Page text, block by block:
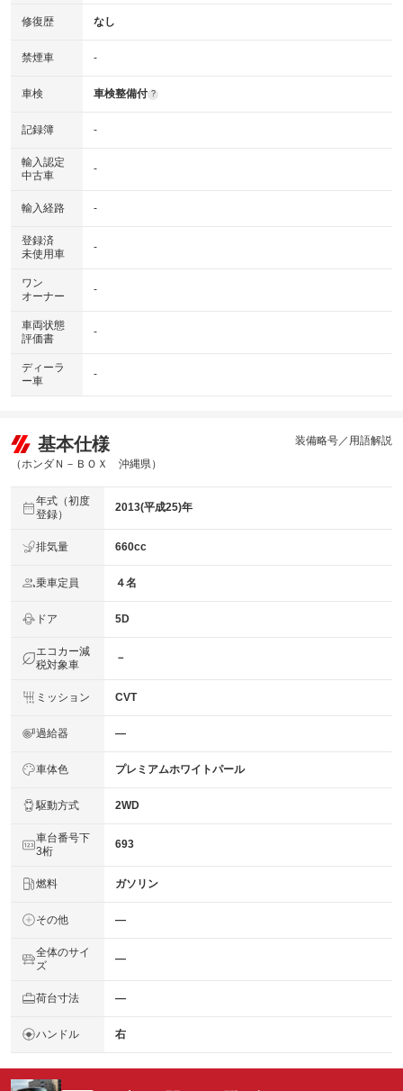
修復歴 なし
禁煙車 -
車検 車検整備付 ?
記録簿 -
輸入認定
中古車
-
輸入経路 -
登録済
未使用車
-
ワン
オーナー
-
車両状態
評価書
-
ディーラ
ー車
-
基本仕様
（ホンダＮ－ＢＯＸ 沖縄県）
装備略号／用語解説
年式（初度
登録）
2013(平成25)年
排気量 660cc
乗車定員 ４名
ドア 5D
エコカー減
税対象車
－
ミッション CVT
過給器 ―
車体色 プレミアムホワイトパール
駆動方式 2WD
車台番号下
3桁
693
燃料 ガソリン
その他 ―
全体のサイ
ズ
―
荷台寸法 ―
ハンドル 右